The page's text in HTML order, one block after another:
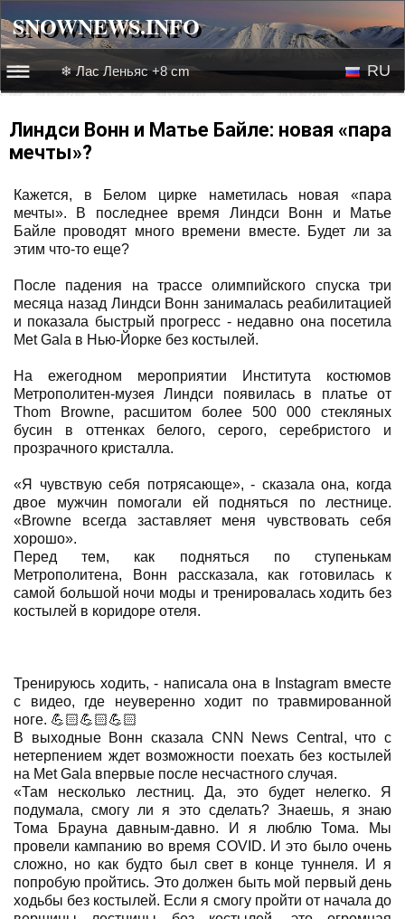
SNOWNEWS.INFO
☰☰
Веб-камеры
Лыжное видео
❄ Лас Леньяс +8 cm RU
Линдси Вонн и Матье Байле: новая «пара
мечты»?
Кажется, в Белом цирке наметилась новая «пара
мечты». В последнее время Линдси Вонн и Матье
Байле проводят много времени вместе. Будет ли за
этим что-то еще?
После падения на трассе олимпийского спуска три
месяца назад Линдси Вонн занималась реабилитацией
и показала быстрый прогресс - недавно она посетила
Met Gala в Нью-Йорке без костылей.
На ежегодном мероприятии Института костюмов
Метрополитен-музея Линдси появилась в платье от
Thom Browne, расшитом более 500 000 стекляных
бусин в оттенках белого, серого, серебристого и
прозрачного кристалла.
«Я чувствую себя потрясающе», - сказала она, когда
двое мужчин помогали ей подняться по лестнице.
«Browne всегда заставляет меня чувствовать себя
хорошо».
Перед тем, как подняться по ступенькам
Метрополитена, Вонн рассказала, как готовилась к
самой большой ночи моды и тренировалась ходить без
костылей в коридоре отеля.
Тренируюсь ходить, - написала она в Instagram вместе
с видео, где неуверенно ходит по травмированной
ноге. 💪🏻💪🏻💪🏻
В выходные Вонн сказала CNN News Central, что с
нетерпением ждет возможности поехать без костылей
на Met Gala впервые после несчастного случая.
«Там несколько лестниц. Да, это будет нелегко. Я
подумала, смогу ли я это сделать? Знаешь, я знаю
Тома Брауна давным-давно. И я люблю Тома. Мы
провели кампанию во время COVID. И это было очень
сложно, но как будто был свет в конце туннеля. И я
попробую пройтись. Это должен быть мой первый день
ходьбы без костылей. Если я смогу пройти от начала до